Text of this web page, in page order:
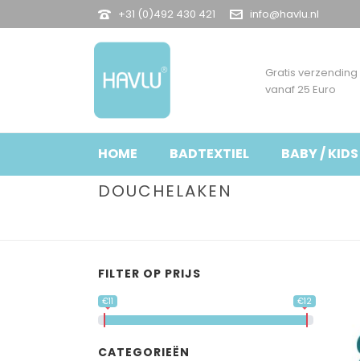
+31 (0)492 430 421 info@havlu.nl
Gratis verzending
vanaf 25 Euro
HOME BADTEXTIEL BABY / KIDS
DOUCHELAKEN
FILTER OP PRIJS
€11 €12
CATEGORIEËN